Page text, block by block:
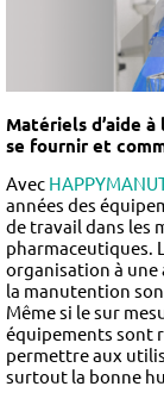
Matériels d’aide
se fournir et
Avec
années des
de travail dans les
pharmaceutiques.
organisation à une
la manutention
Même si le sur
équipements sont
permettre aux
surtout la bonne